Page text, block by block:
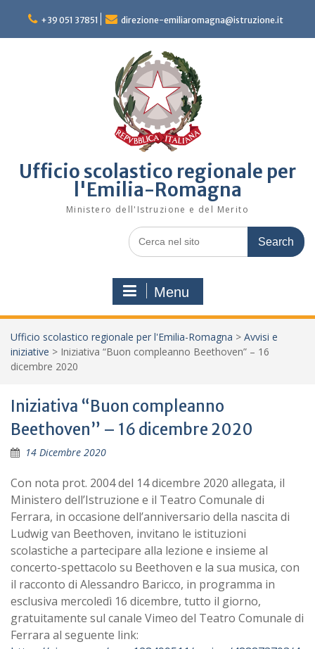
content
+39 051 37851 direzione-emiliaromagna@istruzione.it
Ufficio scolastico regionale per
l'Emilia-Romagna
Ministero dell'Istruzione e del Merito
Search
for:
Menu
Ufficio scolastico regionale per l'Emilia-Romagna > Avvisi e
iniziative > Iniziativa “Buon compleanno Beethoven” – 16
dicembre 2020
Iniziativa “Buon compleanno
Beethoven” – 16 dicembre 2020
14 Dicembre 2020
Con nota prot. 2004 del 14 dicembre 2020 allegata, il
Ministero dell’Istruzione e il Teatro Comunale di
Ferrara, in occasione dell’anniversario della nascita di
Ludwig van Beethoven, invitano le istituzioni
scolastiche a partecipare alla lezione e insieme al
concerto-spettacolo su Beethoven e la sua musica, con
il racconto di Alessandro Baricco, in programma in
esclusiva mercoledì 16 dicembre, tutto il giorno,
gratuitamente sul canale Vimeo del Teatro Comunale di
Ferrara al seguente link: